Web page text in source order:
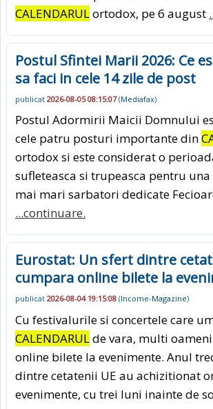
CALENDARULortodox, pe 6 august
Postul Sfintei Marii 2026: Ce
sa faci in cele 14 zile de post
publicat 2026-08-05 08:15:07(Mediafax)
Postul Adormirii Maicii Domnului
cele patru posturi importante din
ortodox si este considerat o
sufleteasca si trupeasca pentru
mai mari sarbatori dedicate
...continuare.
Eurostat: Un sfert dintre
cumpara online bilete la
publicat 2026-08-04 19:15:08 (Income-Magazine)
Cu festivalurile si concertele care
CALENDARULde vara, multi
online bilete la evenimente. Anul
dintre cetatenii UE au achizitionat
evenimente, cu trei luni inainte de